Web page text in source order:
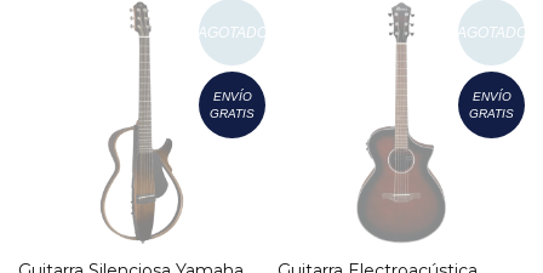
AGOTADO
ENVÍO
GRATIS
AGOTADO
ENVÍO
GRATIS